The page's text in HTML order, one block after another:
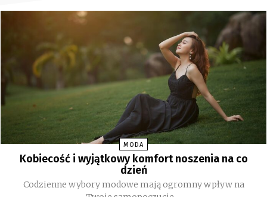
MODA
Kobiecość i wyjątkowy komfort noszenia na co
dzień
Codzienne wybory modowe mają ogromny wpływ na